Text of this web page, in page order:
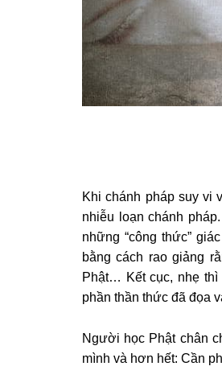
Khi chánh pháp suy vi
nhiễu loạn chánh
những “công thức”
bằng cách rao giảng
Phật… Kết cục, nhẹ thì
phần thần thức đã đọa
Người học Phật chân
mình và hơn hết: Cần